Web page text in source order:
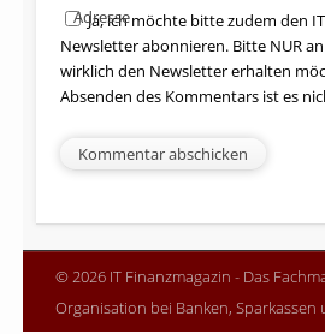
Adresse
Ja, ich möchte bitte zudem den
Newsletter abonnieren. Bitte NUR
wirklich den Newsletter erhalten
Absenden des Kommentars ist es
© 2026 IT Finanzmagazin - Das
Organisation bei Banken,